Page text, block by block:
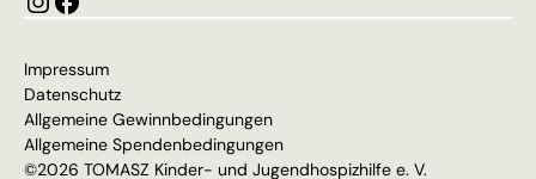
©2026 TOMASZ Kinder- und Jugendhospizhilfe e. V.
Impressum
Datenschutz
Allgemeine Gewinnbedingungen
Allgemeine Spendenbedingungen